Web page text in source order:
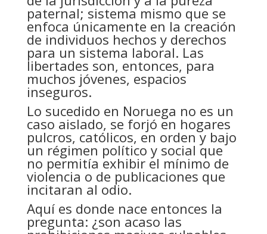
paternal; sistema mismo que se
enfoca únicamente en la creación
de individuos hechos y derechos
para un sistema laboral. Las
libertades son, entonces, para
muchos jóvenes, espacios
inseguros.
Lo sucedido en Noruega no es un
caso aislado, se forjó en hogares
pulcros, católicos, en orden y bajo
un régimen político y social que
no permitía exhibir el mínimo de
violencia o de publicaciones que
incitaran al odio.
Aquí es donde nace entonces la
pregunta: ¿son acaso las